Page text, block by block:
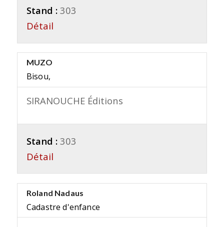
Stand : 303
Détail
MUZO
Bisou,
SIRANOUCHE Éditions
Stand : 303
Détail
Roland Nadaus
Cadastre d'enfance